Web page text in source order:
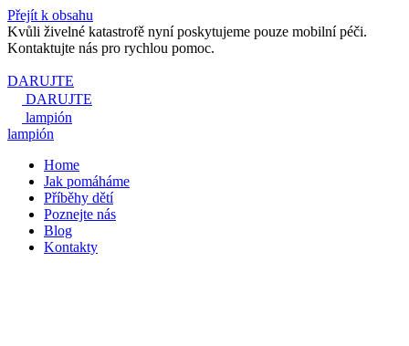
Přejít k obsahu
Kvůli živelné katastrofě nyní poskytujeme pouze mobilní péči.
Kontaktujte nás pro rychlou pomoc.
DARUJTE
DARUJTE
lampión
lampión
Home
Jak pomáháme
Příběhy dětí
Poznejte nás
Blog
Kontakty